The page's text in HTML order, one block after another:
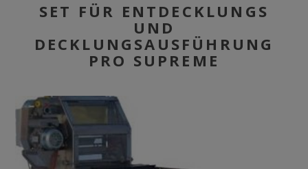
SET FÜR ENTDECKLUNGS
UND
DECKLUNGSAUSFÜHRUNG
PRO SUPREME